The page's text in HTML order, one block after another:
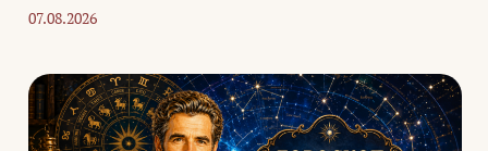
07.08.2026